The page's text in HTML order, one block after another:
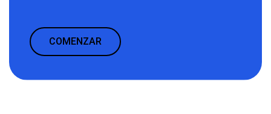
COMENZAR